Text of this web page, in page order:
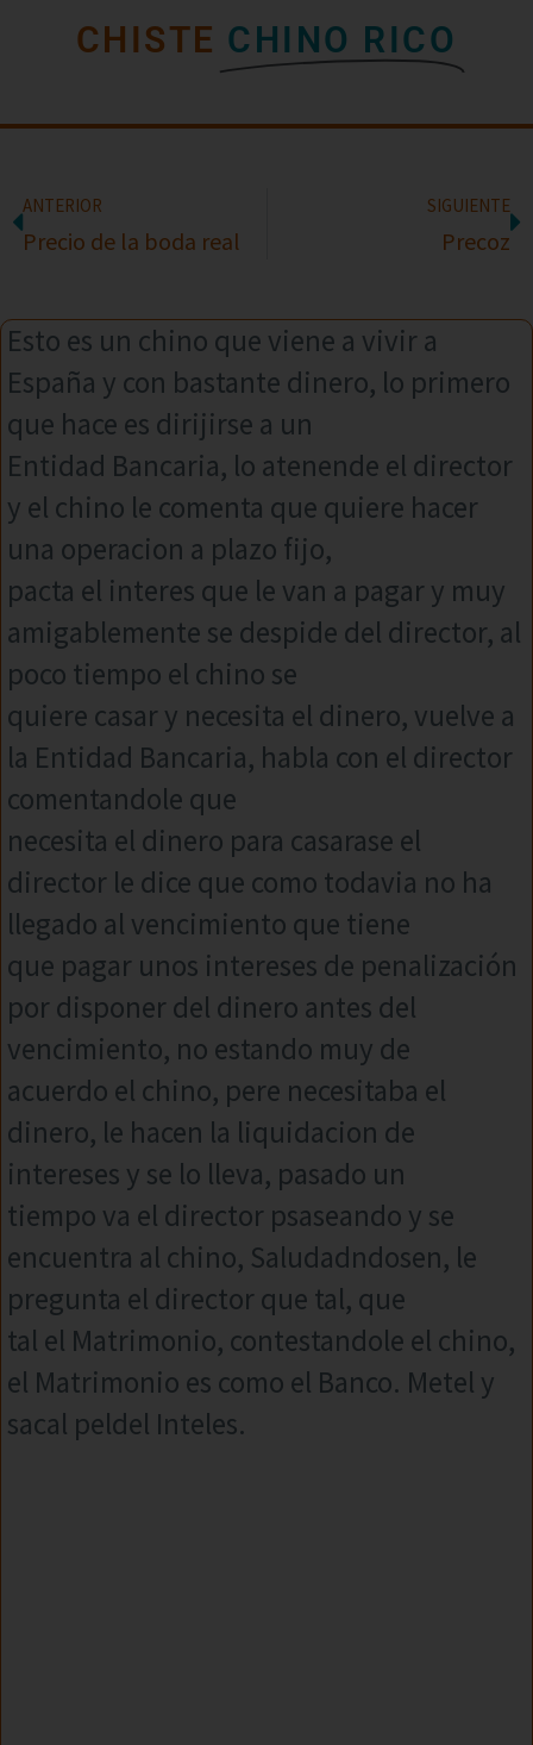
CHISTE CHINO RICO
ANTERIOR
Precio de la boda real
SIGUIENTE
Precoz
Esto es un chino que viene a vivir a
España y con bastante dinero, lo primero
que hace es dirijirse a un
Entidad Bancaria, lo atenende el director
y el chino le comenta que quiere hacer
una operacion a plazo fijo,
pacta el interes que le van a pagar y muy
amigablemente se despide del director, al
poco tiempo el chino se
quiere casar y necesita el dinero, vuelve a
la Entidad Bancaria, habla con el director
comentandole que
necesita el dinero para casarase el
director le dice que como todavia no ha
llegado al vencimiento que tiene
que pagar unos intereses de penalización
por disponer del dinero antes del
vencimiento, no estando muy de
acuerdo el chino, pere necesitaba el
dinero, le hacen la liquidacion de
intereses y se lo lleva, pasado un
tiempo va el director psaseando y se
encuentra al chino, Saludadndosen, le
pregunta el director que tal, que
tal el Matrimonio, contestandole el chino,
el Matrimonio es como el Banco. Metel y
sacal peldel Inteles.